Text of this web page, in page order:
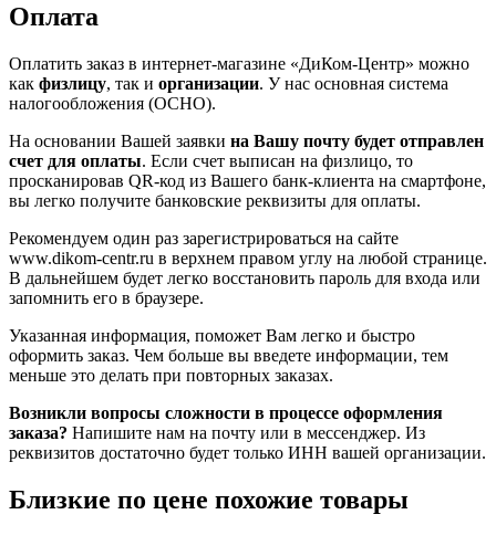
Оплата
Оплатить заказ в интернет-магазине «ДиКом-Центр» можно
как физлицу, так и организации. У нас основная система
налогообложения (ОСНО).
На основании Вашей заявки на Вашу почту будет отправлен
счет для оплаты. Если счет выписан на физлицо, то
просканировав QR-код из Вашего банк-клиента на смартфоне,
вы легко получите банковские реквизиты для оплаты.
Рекомендуем один раз зарегистрироваться на сайте
www.dikom-centr.ru в верхнем правом углу на любой странице.
В дальнейшем будет легко восстановить пароль для входа или
запомнить его в браузере.
Указанная информация, поможет Вам легко и быстро
оформить заказ. Чем больше вы введете информации, тем
меньше это делать при повторных заказах.
Возникли вопросы сложности в процессе оформления
заказа? Напишите нам на почту или в мессенджер. Из
реквизитов достаточно будет только ИНН вашей организации.
Близкие по цене похожие товары